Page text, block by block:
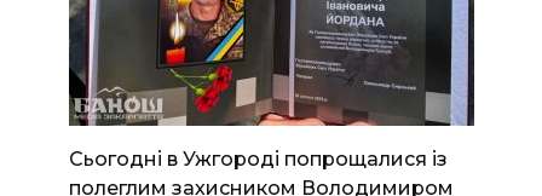
Сьогодні в Ужгороді попрощалися із
полеглим захисником Володимиром